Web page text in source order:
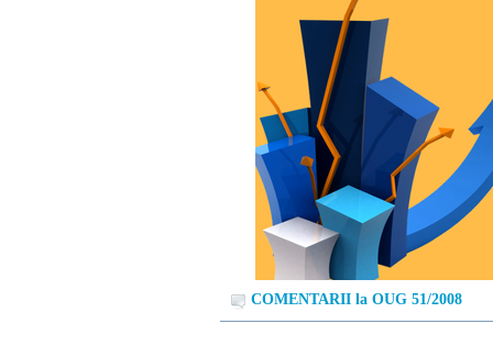
COMENTARII la OUG 51/2008